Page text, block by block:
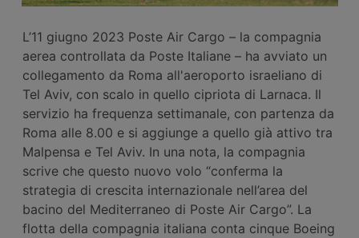
L’11 giugno 2023 Poste Air Cargo – la compagnia
aerea controllata da Poste Italiane – ha avviato un
collegamento da Roma all'aeroporto israeliano di
Tel Aviv, con scalo in quello cipriota di Larnaca. Il
servizio ha frequenza settimanale, con partenza da
Roma alle 8.00 e si aggiunge a quello già attivo tra
Malpensa e Tel Aviv. In una nota, la compagnia
scrive che questo nuovo volo “conferma la
strategia di crescita internazionale nell’area del
bacino del Mediterraneo di Poste Air Cargo”. La
flotta della compagnia italiana conta cinque Boeing